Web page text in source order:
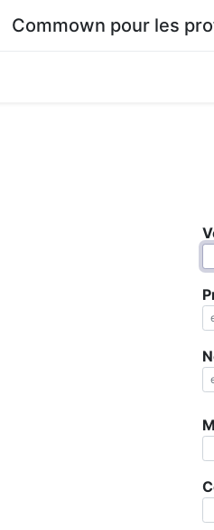
Commown pour les